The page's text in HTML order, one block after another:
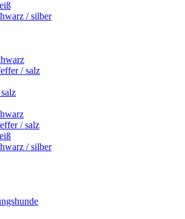
/ silber
/ salz
/ salz
/ silber